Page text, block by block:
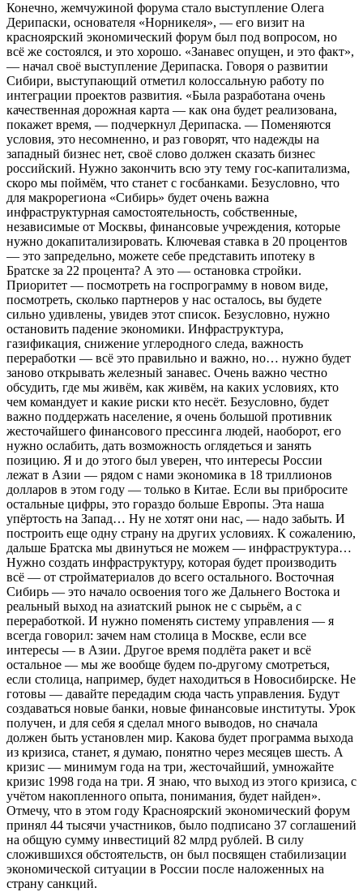
Конечно, жемчужиной форума стало выступление Олега
Дерипаски, основателя «Норникеля», — его визит на
красноярский экономический форум был под вопросом, но
всё же состоялся, и это хорошо. «Занавес опущен, и это факт»,
— начал своё выступление Дерипаска. Говоря о развитии
Сибири, выступающий отметил колоссальную работу по
интеграции проектов развития. «Была разработана очень
качественная дорожная карта — как она будет реализована,
покажет время, — подчеркнул Дерипаска. — Поменяются
условия, это несомненно, и раз говорят, что надежды на
западный бизнес нет, своё слово должен сказать бизнес
российский. Нужно закончить всю эту тему гос-капитализма,
скоро мы поймём, что станет с госбанками. Безусловно, что
для макрорегиона «Сибирь» будет очень важна
инфраструктурная самостоятельность, собственные,
независимые от Москвы, финансовые учреждения, которые
нужно докапитализировать. Ключевая ставка в 20 процентов
— это запредельно, можете себе представить ипотеку в
Братске за 22 процента? А это — остановка стройки.
Приоритет — посмотреть на госпрограмму в новом виде,
посмотреть, сколько партнеров у нас осталось, вы будете
сильно удивлены, увидев этот список. Безусловно, нужно
остановить падение экономики. Инфраструктура,
газификация, снижение углеродного следа, важность
переработки — всё это правильно и важно, но… нужно будет
заново открывать железный занавес. Очень важно честно
обсудить, где мы живём, как живём, на каких условиях, кто
чем командует и какие риски кто несёт. Безусловно, будет
важно поддержать население, я очень большой противник
жесточайшего финансового прессинга людей, наоборот, его
нужно ослабить, дать возможность оглядеться и занять
позицию. Я и до этого был уверен, что интересы России
лежат в Азии — рядом с нами экономика в 18 триллионов
долларов в этом году — только в Китае. Если вы прибросите
остальные цифры, это гораздо больше Европы. Эта наша
упёртость на Запад… Ну не хотят они нас, — надо забыть. И
построить еще одну страну на других условиях. К сожалению,
дальше Братска мы двинуться не можем — инфраструктура…
Нужно создать инфраструктуру, которая будет производить
всё — от стройматериалов до всего остального. Восточная
Сибирь — это начало освоения того же Дальнего Востока и
реальный выход на азиатский рынок не с сырьём, а с
переработкой. И нужно поменять систему управления — я
всегда говорил: зачем нам столица в Москве, если все
интересы — в Азии. Другое время подлёта ракет и всё
остальное — мы же вообще будем по-другому смотреться,
если столица, например, будет находиться в Новосибирске. Не
готовы — давайте передадим сюда часть управления. Будут
создаваться новые банки, новые финансовые институты. Урок
получен, и для себя я сделал много выводов, но сначала
должен быть установлен мир. Какова будет программа выхода
из кризиса, станет, я думаю, понятно через месяцев шесть. А
кризис — минимум года на три, жесточайший, умножайте
кризис 1998 года на три. Я знаю, что выход из этого кризиса, с
учётом накопленного опыта, понимания, будет найден».
Отмечу, что в этом году Красноярский экономический форум
принял 44 тысячи участников, было подписано 37 соглашений
на общую сумму инвестиций 82 млрд рублей. В силу
сложившихся обстоятельств, он был посвящен стабилизации
экономической ситуации в России после наложенных на
страну санкций.